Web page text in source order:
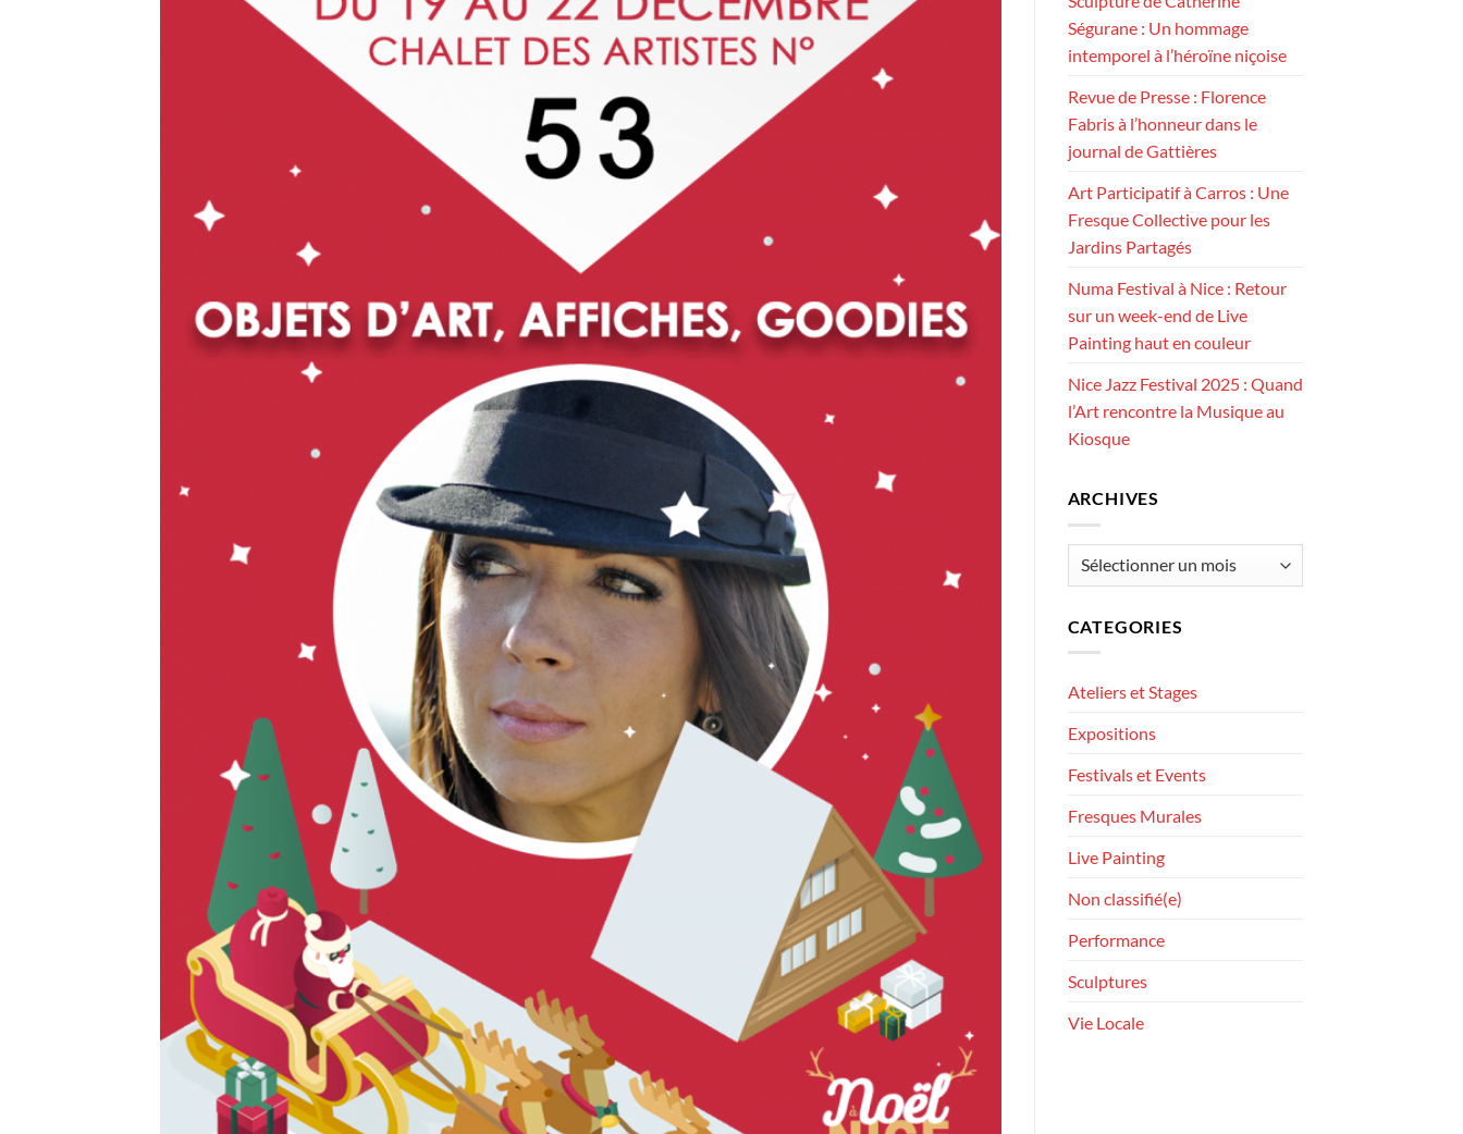
Ségurane : Un hommage
intemporel à l’héroïne niçoise
Revue de Presse : Florence
Fabris à l’honneur dans le
journal de Gattières
Art Participatif à Carros : Une
Fresque Collective pour les
Jardins Partagés
Numa Festival à Nice : Retour
sur un week-end de Live
Painting haut en couleur
Nice Jazz Festival 2025 : Quand
l’Art rencontre la Musique au
Kiosque
ARCHIVES
Archives
CATEGORIES
Ateliers et Stages
Expositions
Festivals et Events
Fresques Murales
Live Painting
Non classifié(e)
Performance
Sculptures
Vie Locale